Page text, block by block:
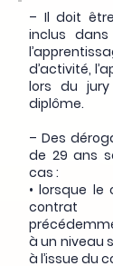
– Il doit
inclus
d’activité,
lors du
diplôme.
– Des
de 29 ans
cas :
• lorsque
contrat
à un niveau
à l’issue du